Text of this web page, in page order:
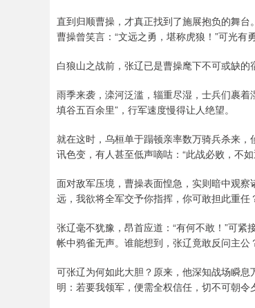
直到归顺曹操，才真正找到了施展抱负的舞台
曹操曾笑言：“文远之勇，堪称虎狼！”可光有
白狼山之战前，张辽已是曹操麾下不可或缺的
雨季来袭，滦河泛滥，辎重尽湿，士兵们裹
填谷五百余里”，行军速度慢得让人绝望。
就在这时，乌桓单于蹋顿亲率数万骑兵杀来
讯色变，有人甚至低声嘀咕：“此战必败，不
面对敌军压境，曹操表面惶急，实则暗中观
远，我欲将全军交予你指挥，你可敢担此重任
张辽毫不犹豫，昂首应道：“有何不敢！”可紧
帐中鸦雀无声。谁能想到，张辽竟敢反问主
可张辽为何如此大胆？原来，他深知战场瞬
明：若要我领军，便需全权信任，切不可朝令